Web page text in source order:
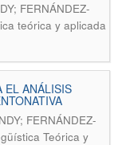
FERNÁNDEZ-
teórica y aplicada
EL ANÁLISIS
FERNÁNDEZ-
Teórica y